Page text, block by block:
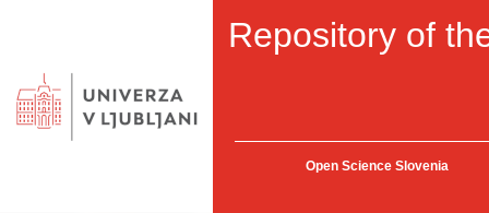
Repository of
Open Science Slovenia